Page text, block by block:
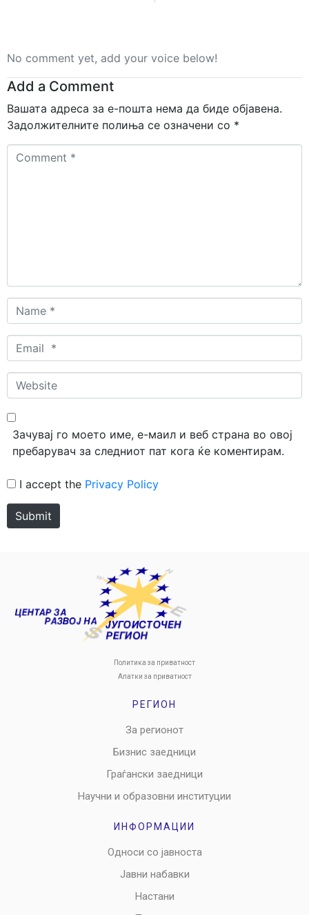
No comment yet, add your voice below!
Add a Comment
Вашата адреса за е-пошта нема да биде објавена.
Задолжителните полиња се означени со *
Comment
Name
*
Email
*
Website
Зачувај го моето име, е-маил и веб страна во овој
пребарувач за следниот пат кога ќе коментирам.
I accept the Privacy Policy
Submit
Политика за приватност
Алатки за приватност
РЕГИОН
За регионот
Бизнис заедници
Граѓански заедници
Научни и образовни институции
ИНФОРМАЦИИ
Односи со јавноста
Јавни набавки
Настани